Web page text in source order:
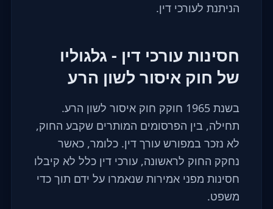
הניתנת לעורכי דין.
חסינות עורכי דין - גלגוליו
של חוק איסור לשון הרע
בשנת 1965 חוקק חוק איסור לשון הרע.
תחילה, בין הפרסומים המותרים שקבע החוק,
לא נזכר במפורש עורך דין. כלומר, כאשר
נחקק החוק לראשונה, עורכי דין כלל לא קיבלו
חסינות מפני אמירות שנאמרו על ידם תוך כדי
משפט.